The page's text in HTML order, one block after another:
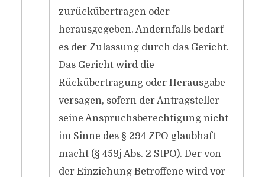
―
zurückübertragen oder
herausgegeben. Andernfalls bedarf
es der Zulassung durch das Gericht.
Das Gericht wird die
Rückübertragung oder Herausgabe
versagen, sofern der Antragsteller
seine Anspruchsberechtigung nicht
im Sinne des § 294 ZPO glaubhaft
macht (§ 459j Abs. 2 StPO). Der von
der Einziehung Betroffene wird vor